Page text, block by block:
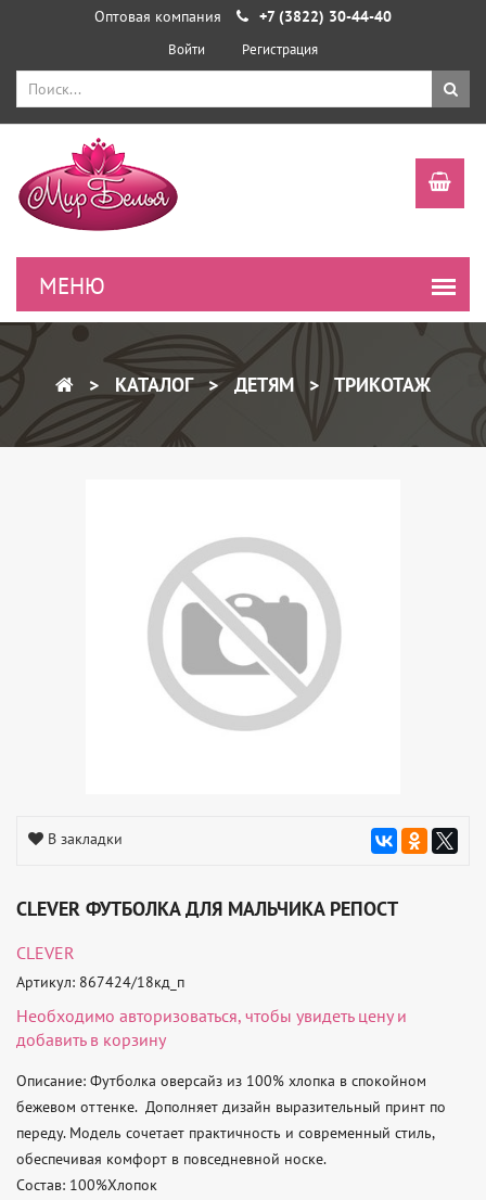
Оптовая компания +7 (3822) 30-44-40
Войти Регистрация
КАТАЛОГ ДЕТЯМ ТРИКОТАЖ
В закладки
CLEVER ФУТБОЛКА ДЛЯ МАЛЬЧИКА РЕПОСТ
CLEVER
Артикул: 867424/18кд_п
Необходимо авторизоваться, чтобы увидеть цену и
добавить в корзину
Описание: Футболка оверсайз из 100% хлопка в спокойном
бежевом оттенке.  Дополняет дизайн выразительный принт по
переду. Модель сочетает практичность и современный стиль,
обеспечивая комфорт в повседневной носке.
Состав: 100%Хлопок